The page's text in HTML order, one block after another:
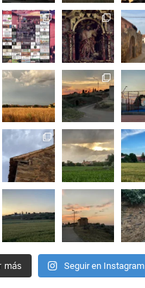
más Seguir en Instagram